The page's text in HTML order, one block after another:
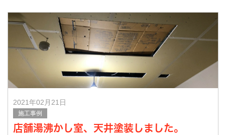
2021年02月21日
施工事例
店舗湯沸かし室、天井塗装しました。